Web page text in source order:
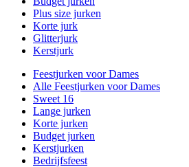
Plus size jurken
Korte jurk
Glitterjurk
Kerstjurk
Feestjurken voor Dames
Alle Feestjurken voor Dames
Sweet 16
Lange jurken
Korte jurken
Budget jurken
Kerstjurken
Bedrijfsfeest